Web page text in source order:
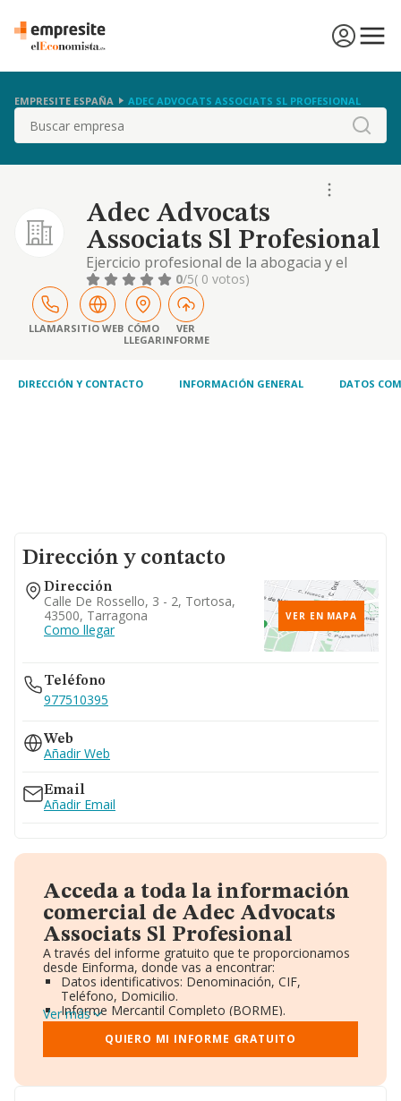
EMPRESITE ESPAÑA ADEC ADVOCATS ASSOCIATS SL PROFESIONAL
Buscar
Adec Advocats
Associats Sl Profesional
Ejercicio profesional de la abogacia y el
asesoramiento legal de todo tipo
0/5( 0 votos)
LLAMARSITIO WEB CÓMO
LLEGAR
VER
INFORME
DIRECCIÓN Y CONTACTO INFORMACIÓN GENERAL DATOS
Dirección y contacto
Dirección
Calle De Rossello, 3 - 2, Tortosa,
43500, Tarragona
Como llegar
VER EN MAPA
Teléfono
977510395
Web
Añadir Web
Email
Añadir Email
Acceda a toda la información
comercial de Adec Advocats
Associats Sl Profesional
A través del informe gratuito que te proporcionamos
desde Einforma, donde vas a encontrar:
Datos identificativos: Denominación, CIF,
Teléfono, Domicilio.
Informe Mercantil Completo (BORME).
Gráficos de Evolución Ventas y Empleados.
Consejo de Administración y Administradores.
Directivos y Ejecutivos.
Ver más
QUIERO MI INFORME GRATUITO